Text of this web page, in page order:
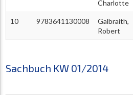
Charlotte
10 9783641130008
Galbraith,
Robert
Sachbuch KW 01/2014